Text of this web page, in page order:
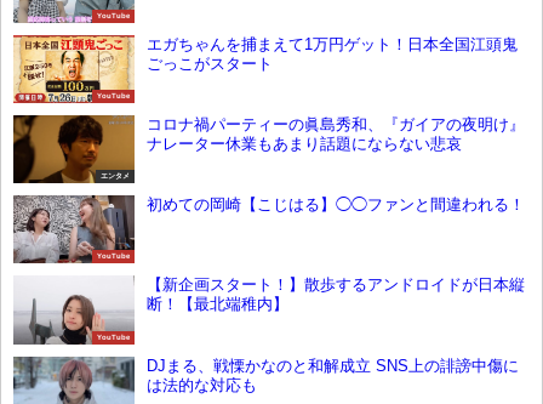
YouTube
YouTube
エガちゃんを捕まえて1万円ゲット！日本全国江頭鬼
ごっこがスタート
エンタメ
コロナ禍パーティーの眞島秀和、『ガイアの夜明け』
ナレーター休業もあまり話題にならない悲哀
YouTube
初めての岡崎【こじはる】◯◯ファンと間違われる！
YouTube
【新企画スタート！】散歩するアンドロイドが日本縦
断！【最北端稚内】
DJまる、戦慄かなのと和解成立 SNS上の誹謗中傷に
は法的な対応も